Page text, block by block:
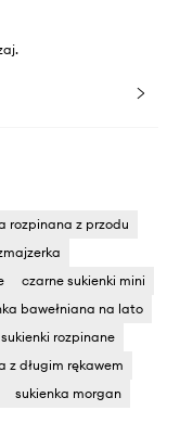
rozpinana z przodu
czarne sukienki mini
bawełniana na lato
sukienki rozpinane
z długim rękawem
sukienka morgan